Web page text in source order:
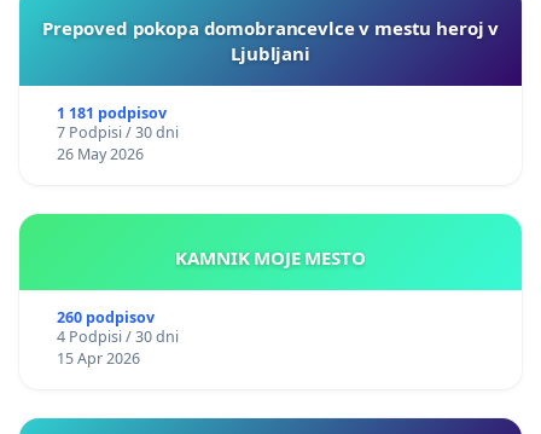
Prepoved pokopa domobrancevlce v mestu heroj v
Ljubljani
1 181 podpisov
7 Podpisi / 30 dni
26 May 2026
KAMNIK MOJE MESTO
260 podpisov
4 Podpisi / 30 dni
15 Apr 2026